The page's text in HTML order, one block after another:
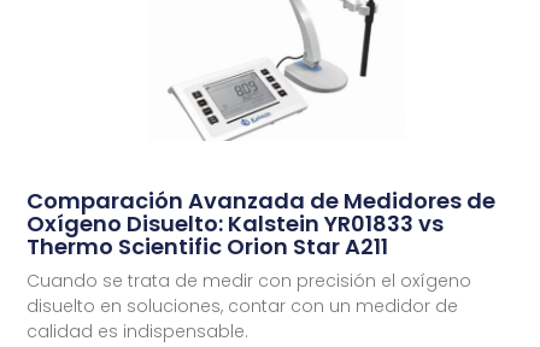
Comparación Avanzada de Medidores de
Oxígeno Disuelto: Kalstein YR01833 vs
Thermo Scientific Orion Star A211
Cuando se trata de medir con precisión el oxígeno
disuelto en soluciones, contar con un medidor de
calidad es indispensable.